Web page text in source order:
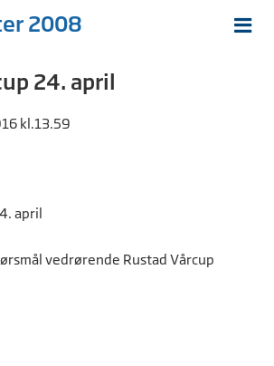
2008
24. april
kl.13.59
vedrørende Rustad Vårcup